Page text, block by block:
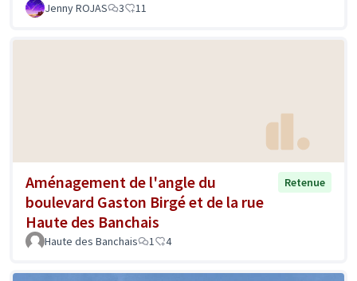
Jenny ROJAS 3 11
Aménagement de l'angle du
boulevard Gaston Birgé et de la rue
Haute des Banchais
Retenue
Haute des Banchais 1 4